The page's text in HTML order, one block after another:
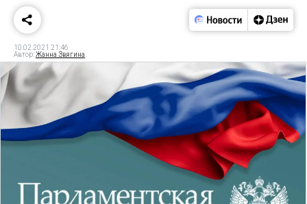
10.02.2021 21:46
Автор:Жанна Звягина